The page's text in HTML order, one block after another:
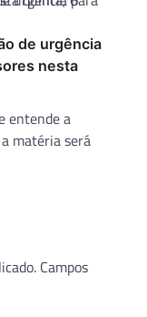
de urgência
nesta
entende a
matéria será
Campos